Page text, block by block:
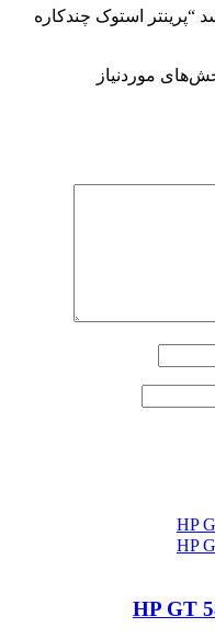
“پرینتر استوک چندکاره
موردنیاز